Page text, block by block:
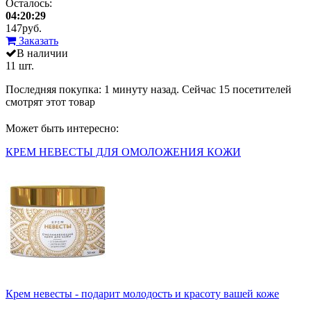
Осталось:
04:20:29
147руб.
Заказать
В наличии
11 шт.
Последняя покупка: 1 минуту назад. Сейчас 15 посетителей
смотрят этот товар
Может быть интересно:
КРЕМ НЕВЕСТЫ ДЛЯ ОМОЛОЖЕНИЯ КОЖИ
Крем невесты - подарит молодость и красоту вашей коже